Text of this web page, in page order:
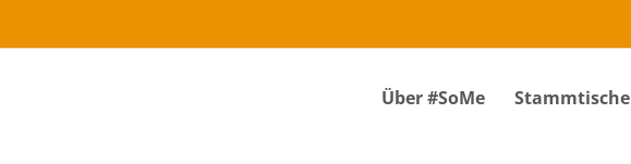
Über #SoMe Stammtische